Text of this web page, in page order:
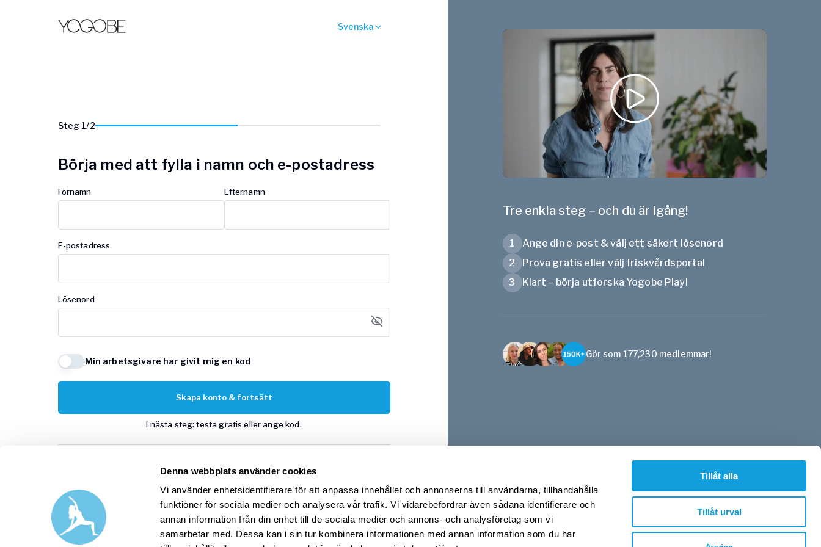
Denna webbplats använder cookies
Vi använder enhetsidentifierare för att anpassa innehållet och annonserna till användarna, tillhandahålla
funktioner för sociala medier och analysera vår trafik. Vi vidarebefordrar även sådana identifierare och
annan information från din enhet till de sociala medier och annons- och analysföretag som vi
samarbetar med. Dessa kan i sin tur kombinera informationen med annan information som du har
Tillåt alla
Tillåt urval
Svenska
Steg 1/2
Börja med att fylla i namn och e-postadress
Förnamn Efternamn
E-postadress
Lösenord
Min arbetsgivare har givit mig en kod
Skapa konto & fortsätt
I nästa steg: testa gratis eller ange kod.
Har du redan ett Yogobe-konto?Logga in
Tre enkla steg – och du är igång!
1
Ange din e-post & välj ett säkert lösenord
2
Prova gratis eller välj friskvårdsportal
3
Klart – börja utforska Yogobe Play!
Gör som 177,230 medlemmar!